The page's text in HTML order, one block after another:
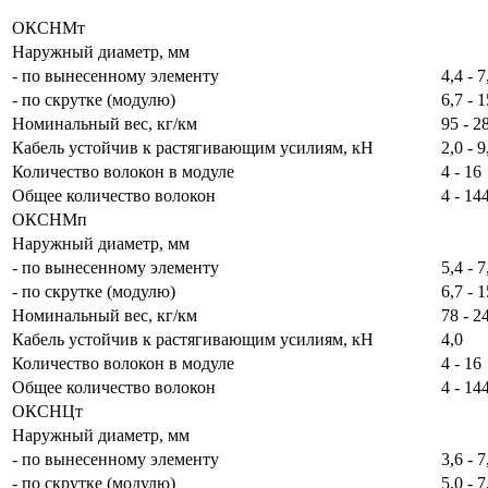
ОКСНМт
Наружный диаметр, мм
- по вынесенному элементу
4,4 -
- по скрутке (модулю)
6,7 -
Номинальный вес, кг/км
95 -
Кабель устойчив к растягивающим усилиям, кН
2,0 -
Количество волокон в модуле
4 - 16
Общее количество волокон
4 -
ОКСНМп
Наружный диаметр, мм
- по вынесенному элементу
5,4 -
- по скрутке (модулю)
6,7 -
Номинальный вес, кг/км
78 -
Кабель устойчив к растягивающим усилиям, кН
4,0
Количество волокон в модуле
4 - 16
Общее количество волокон
4 -
ОКСНЦт
Наружный диаметр, мм
- по вынесенному элементу
3,6 -
- по скрутке (модулю)
5,0 -